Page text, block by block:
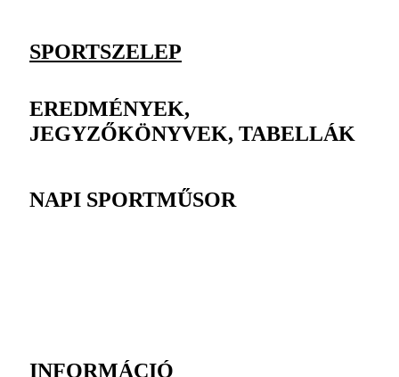
SPORTSZELEP
EREDMÉNYEK,
JEGYZŐKÖNYVEK, TABELLÁK
NAPI SPORTMŰSOR
INFORMÁCIÓ